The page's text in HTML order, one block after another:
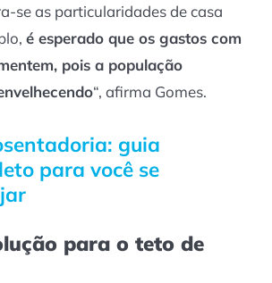
se as particularidades de casa
é esperado que os gastos com
pois a população
“, afirma Gomes.
guia
para você se
para o teto de